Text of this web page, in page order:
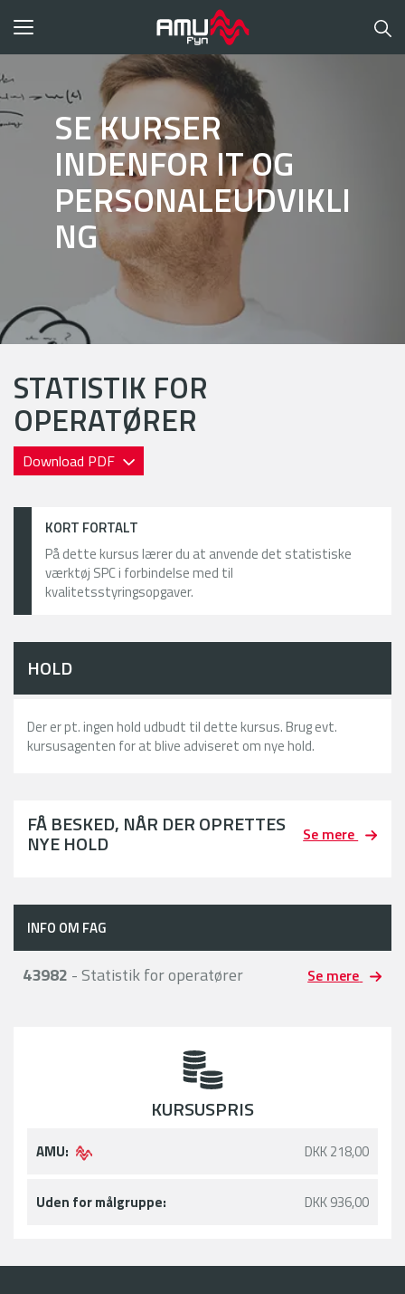
Toggle
SE KURSER
INDENFOR IT OG
PERSONALEUDVIKLI
NG
STATISTIK FOR
OPERATØRER
Download PDF
KORT FORTALT
På dette kursus lærer du at anvende det statistiske
værktøj SPC i forbindelse med til
kvalitetsstyringsopgaver.
HOLD
Der er pt. ingen hold udbudt til dette kursus. Brug evt.
kursusagenten for at blive adviseret om nye hold.
FÅ BESKED, NÅR DER OPRETTES
NYE HOLD Se mere
INFO OM FAG
43982 - Statistik for operatører Se mere
KURSUSPRIS
AMU: DKK 218,00
Uden for målgruppe: DKK 936,00